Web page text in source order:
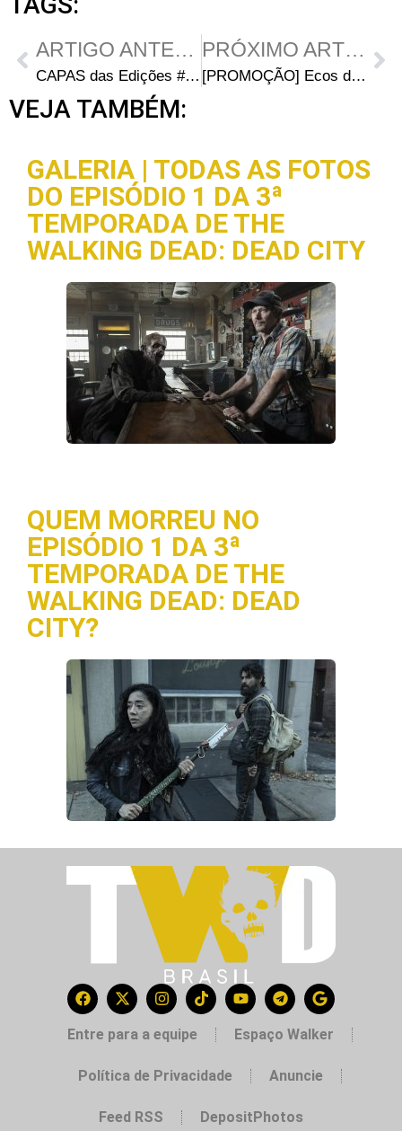
ARTIGO ANTERIOR
CAPAS das Edições #87, #88 e #89 da HQ
PRÓXIMO ARTIGO
[PROMOÇÃO] Ecos dos Mortos
VEJA TAMBÉM:
GALERIA | TODAS AS FOTOS
DO EPISÓDIO 1 DA 3ª
TEMPORADA DE THE
WALKING DEAD: DEAD CITY
QUEM MORREU NO
EPISÓDIO 1 DA 3ª
TEMPORADA DE THE
WALKING DEAD: DEAD
CITY?
Entre para a equipe Espaço Walker
Política de Privacidade Anuncie
Feed RSS DepositPhotos